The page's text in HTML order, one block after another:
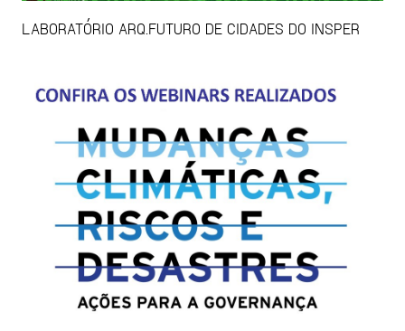
LABORATÓRIO ARQ.FUTURO DE CIDADES DO INSPER